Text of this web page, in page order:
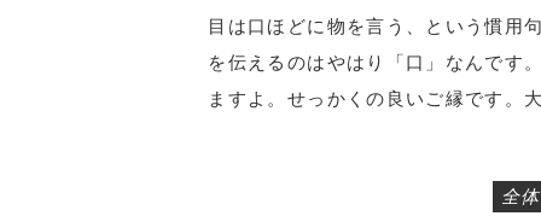
目は口ほどに物を言う、という慣用
を伝えるのはやはり「口」なんです
ますよ。せっかくの良いご縁です。
全